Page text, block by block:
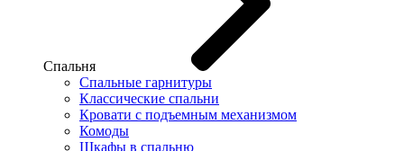
Спальня
Спальные гарнитуры
Классические спальни
Кровати с подъемным механизмом
Комоды
Шкафы в спальню